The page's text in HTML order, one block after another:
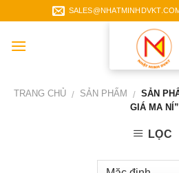
to
content
TRANG CHỦ / SẢN PHẨM / SẢN
GIÁ MA NÍ”
LỌC